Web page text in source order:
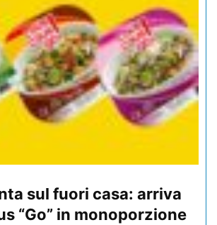
sul fuori casa: arriva
“Go” in monoporzione